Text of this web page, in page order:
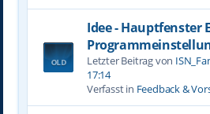
Idee - Hauptfenster
Letzter Beitrag von
17:14
Verfasst in Feedback &